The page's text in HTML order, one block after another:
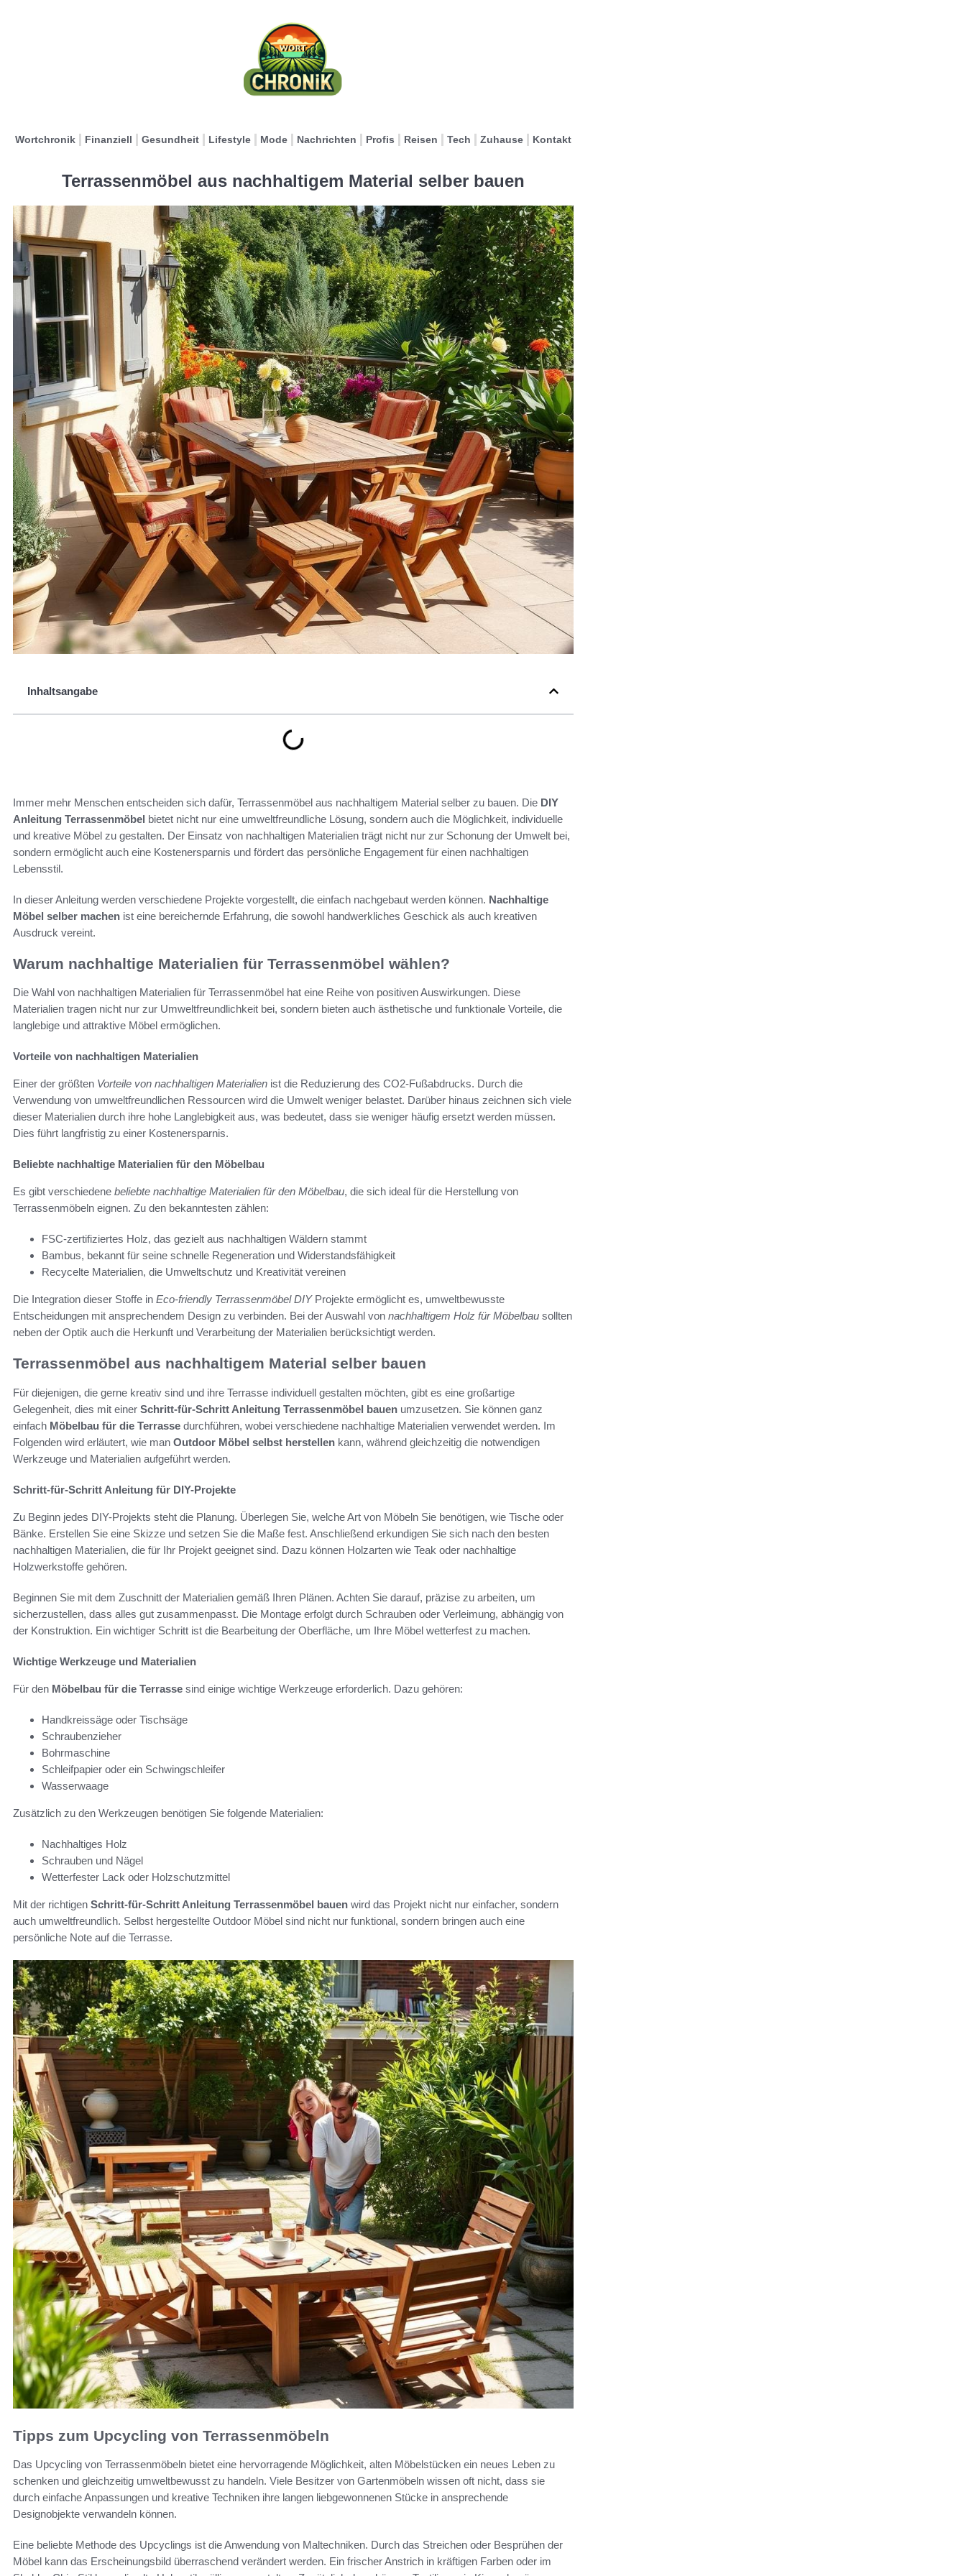
Wortchronik Finanziell Gesundheit Lifestyle Mode Nachrichten Profis Reisen Tech Zuhause Kontakt
Terrassenmöbel aus nachhaltigem Material selber bauen
Inhaltsangabe
Immer mehr Menschen entscheiden sich dafür, Terrassenmöbel aus nachhaltigem Material selber zu bauen. Die DIY
Anleitung Terrassenmöbel bietet nicht nur eine umweltfreundliche Lösung, sondern auch die Möglichkeit, individuelle
und kreative Möbel zu gestalten. Der Einsatz von nachhaltigen Materialien trägt nicht nur zur Schonung der Umwelt bei,
sondern ermöglicht auch eine Kostenersparnis und fördert das persönliche Engagement für einen nachhaltigen
Lebensstil.
In dieser Anleitung werden verschiedene Projekte vorgestellt, die einfach nachgebaut werden können. Nachhaltige
Möbel selber machen ist eine bereichernde Erfahrung, die sowohl handwerkliches Geschick als auch kreativen
Ausdruck vereint.
Warum nachhaltige Materialien für Terrassenmöbel wählen?
Die Wahl von nachhaltigen Materialien für Terrassenmöbel hat eine Reihe von positiven Auswirkungen. Diese
Materialien tragen nicht nur zur Umweltfreundlichkeit bei, sondern bieten auch ästhetische und funktionale Vorteile, die
langlebige und attraktive Möbel ermöglichen.
Vorteile von nachhaltigen Materialien
Einer der größten Vorteile von nachhaltigen Materialien ist die Reduzierung des CO2-Fußabdrucks. Durch die
Verwendung von umweltfreundlichen Ressourcen wird die Umwelt weniger belastet. Darüber hinaus zeichnen sich viele
dieser Materialien durch ihre hohe Langlebigkeit aus, was bedeutet, dass sie weniger häufig ersetzt werden müssen.
Dies führt langfristig zu einer Kostenersparnis.
Beliebte nachhaltige Materialien für den Möbelbau
Es gibt verschiedene beliebte nachhaltige Materialien für den Möbelbau, die sich ideal für die Herstellung von
Terrassenmöbeln eignen. Zu den bekanntesten zählen:
FSC-zertifiziertes Holz, das gezielt aus nachhaltigen Wäldern stammt
Bambus, bekannt für seine schnelle Regeneration und Widerstandsfähigkeit
Recycelte Materialien, die Umweltschutz und Kreativität vereinen
Die Integration dieser Stoffe in Eco-friendly Terrassenmöbel DIYProjekte ermöglicht es, umweltbewusste
Entscheidungen mit ansprechendem Design zu verbinden. Bei der Auswahl von nachhaltigem Holz für Möbelbau sollten
neben der Optik auch die Herkunft und Verarbeitung der Materialien berücksichtigt werden.
Terrassenmöbel aus nachhaltigem Material selber bauen
Für diejenigen, die gerne kreativ sind und ihre Terrasse individuell gestalten möchten, gibt es eine großartige
Gelegenheit, dies mit einer Schritt-für-Schritt Anleitung Terrassenmöbel bauen umzusetzen. Sie können ganz
einfach Möbelbau für die Terrasse durchführen, wobei verschiedene nachhaltige Materialien verwendet werden. Im
Folgenden wird erläutert, wie man Outdoor Möbel selbst herstellen kann, während gleichzeitig die notwendigen
Werkzeuge und Materialien aufgeführt werden.
Schritt-für-Schritt Anleitung für DIY-Projekte
Zu Beginn jedes DIY-Projekts steht die Planung. Überlegen Sie, welche Art von Möbeln Sie benötigen, wie Tische oder
Bänke. Erstellen Sie eine Skizze und setzen Sie die Maße fest. Anschließend erkundigen Sie sich nach den besten
nachhaltigen Materialien, die für Ihr Projekt geeignet sind. Dazu können Holzarten wie Teak oder nachhaltige
Holzwerkstoffe gehören.
Beginnen Sie mit dem Zuschnitt der Materialien gemäß Ihren Plänen. Achten Sie darauf, präzise zu arbeiten, um
sicherzustellen, dass alles gut zusammenpasst. Die Montage erfolgt durch Schrauben oder Verleimung, abhängig von
der Konstruktion. Ein wichtiger Schritt ist die Bearbeitung der Oberfläche, um Ihre Möbel wetterfest zu machen.
Wichtige Werkzeuge und Materialien
Für den Möbelbau für die Terrasse sind einige wichtige Werkzeuge erforderlich. Dazu gehören:
Handkreissäge oder Tischsäge
Schraubenzieher
Bohrmaschine
Schleifpapier oder ein Schwingschleifer
Wasserwaage
Zusätzlich zu den Werkzeugen benötigen Sie folgende Materialien:
Nachhaltiges Holz
Schrauben und Nägel
Wetterfester Lack oder Holzschutzmittel
Mit der richtigen Schritt-für-Schritt Anleitung Terrassenmöbel bauen wird das Projekt nicht nur einfacher, sondern
auch umweltfreundlich. Selbst hergestellte Outdoor Möbel sind nicht nur funktional, sondern bringen auch eine
persönliche Note auf die Terrasse.
Tipps zum Upcycling von Terrassenmöbeln
Das Upcycling von Terrassenmöbeln bietet eine hervorragende Möglichkeit, alten Möbelstücken ein neues Leben zu
schenken und gleichzeitig umweltbewusst zu handeln. Viele Besitzer von Gartenmöbeln wissen oft nicht, dass sie
durch einfache Anpassungen und kreative Techniken ihre langen liebgewonnenen Stücke in ansprechende
Designobjekte verwandeln können.
Eine beliebte Methode des Upcyclings ist die Anwendung von Maltechniken. Durch das Streichen oder Besprühen der
Möbel kann das Erscheinungsbild überraschend verändert werden. Ein frischer Anstrich in kräftigen Farben oder im